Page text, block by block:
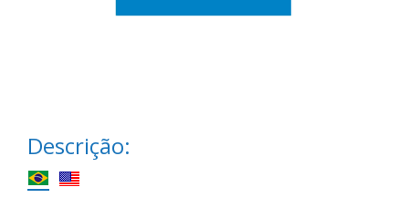
Descrição: